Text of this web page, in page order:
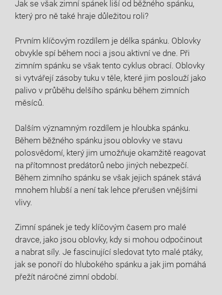
Jak se však zimní spánek liší od běžného spánku,
který pro ně také hraje důležitou roli?
Prvním klíčovým rozdílem je délka spánku. Oblovky
obvykle spí během noci a jsou aktivní ve dne. Při
zimním spánku se však tento cyklus obrací. Oblovky
si vytvářejí zásoby tuku v těle, které jim poslouží jako
palivo v průběhu delšího spánku během zimních
měsíců.
Dalším významným rozdílem je hloubka spánku.
Během běžného spánku jsou oblovky ve stavu
polosvědomí, který jim umožňuje okamžitě reagovat
na přítomnost predátorů nebo jiných nebezpečí.
Během zimního spánku se však jejich spánek stává
mnohem hlubší a není tak lehce přerušen vnějšími
vlivy.
Zimní spánek je tedy klíčovým časem pro malé
dravce, jako jsou oblovky, kdy si mohou odpočinout
a nabrat síly. Je fascinující sledovat tyto malé ptáky,
jak se ponoří do hlubokého spánku a jak jim pomáhá
přežít náročné zimní období.